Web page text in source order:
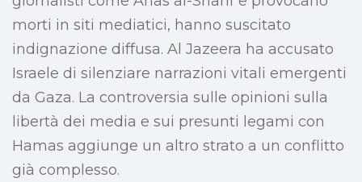
morti in siti mediatici, hanno suscitato
indignazione diffusa. Al Jazeera ha accusato
Israele di silenziare narrazioni vitali emergenti
da Gaza. La controversia sulle opinioni sulla
libertà dei media e sui presunti legami con
Hamas aggiunge un altro strato a un conflitto
già complesso.